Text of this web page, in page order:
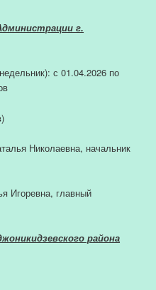
г.
с 01.04.2026 по
Николаевна, начальник
Игоревна, главный
района